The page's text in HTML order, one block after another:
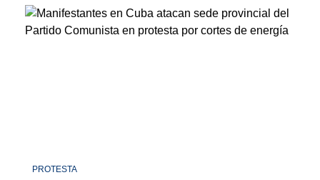
PROTESTA